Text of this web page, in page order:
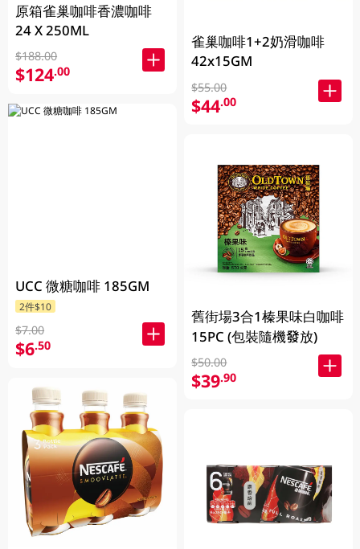
原箱雀巢咖啡香濃咖啡
24 X 250ML
$188.00
$124.00
UCC 微糖咖啡 185GM
2件$10
$7.00
$6.50
雀巢咖啡1+2奶滑咖啡
42x15GM
$55.00
$44.00
舊街場3合1榛果味白咖啡
15PC (包裝隨機發放)
$50.00
$39.90